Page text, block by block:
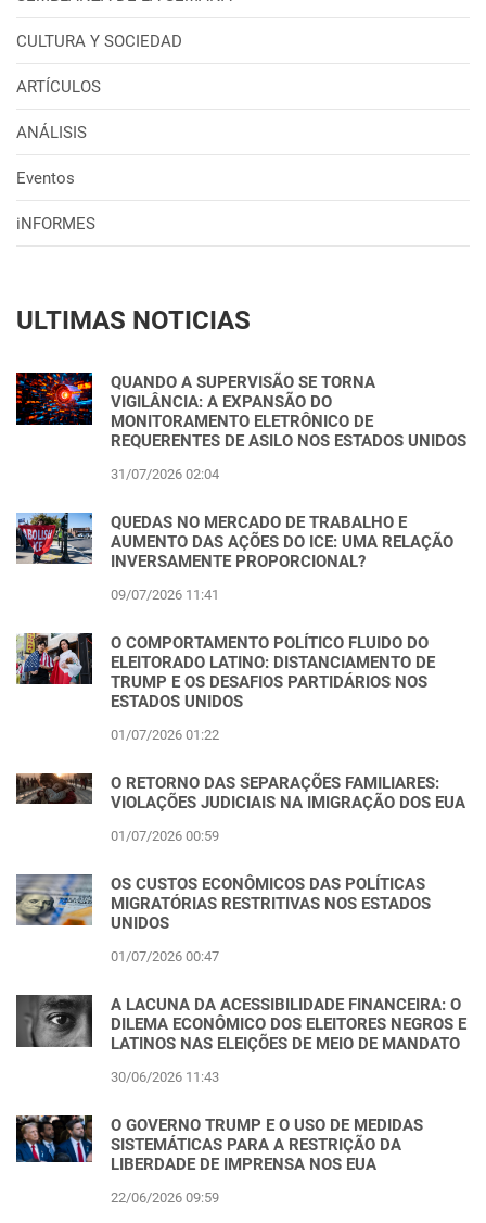
CULTURA Y SOCIEDAD
ARTÍCULOS
ANÁLISIS
Eventos
iNFORMES
ULTIMAS NOTICIAS
QUANDO A SUPERVISÃO SE TORNA
VIGILÂNCIA: A EXPANSÃO DO
MONITORAMENTO ELETRÔNICO DE
REQUERENTES DE ASILO NOS ESTADOS UNIDOS
31/07/2026 02:04
QUEDAS NO MERCADO DE TRABALHO E
AUMENTO DAS AÇÕES DO ICE: UMA RELAÇÃO
INVERSAMENTE PROPORCIONAL?
09/07/2026 11:41
O COMPORTAMENTO POLÍTICO FLUIDO DO
ELEITORADO LATINO: DISTANCIAMENTO DE
TRUMP E OS DESAFIOS PARTIDÁRIOS NOS
ESTADOS UNIDOS
01/07/2026 01:22
O RETORNO DAS SEPARAÇÕES FAMILIARES:
VIOLAÇÕES JUDICIAIS NA IMIGRAÇÃO DOS EUA
01/07/2026 00:59
OS CUSTOS ECONÔMICOS DAS POLÍTICAS
MIGRATÓRIAS RESTRITIVAS NOS ESTADOS
UNIDOS
01/07/2026 00:47
A LACUNA DA ACESSIBILIDADE FINANCEIRA: O
DILEMA ECONÔMICO DOS ELEITORES NEGROS E
LATINOS NAS ELEIÇÕES DE MEIO DE MANDATO
30/06/2026 11:43
O GOVERNO TRUMP E O USO DE MEDIDAS
SISTEMÁTICAS PARA A RESTRIÇÃO DA
LIBERDADE DE IMPRENSA NOS EUA
22/06/2026 09:59